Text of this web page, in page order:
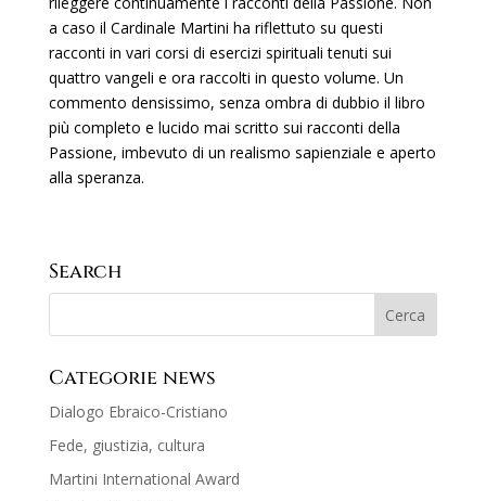
a caso il Cardinale Martini ha riflettuto su questi
racconti in vari corsi di esercizi spirituali tenuti sui
quattro vangeli e ora raccolti in questo volume. Un
commento densissimo, senza ombra di dubbio il libro
più completo e lucido mai scritto sui racconti della
Passione, imbevuto di un realismo sapienziale e aperto
alla speranza.
Search
Categorie news
Dialogo Ebraico-Cristiano
Fede, giustizia, cultura
Martini International Award